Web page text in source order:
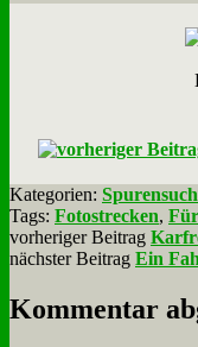
Kategorien:
Tags: Fotostrecken,
vorheriger Beitrag
nächster Beitrag Ein
Kommentar